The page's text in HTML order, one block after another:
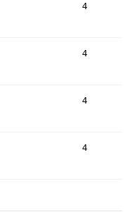
4
4
4
4